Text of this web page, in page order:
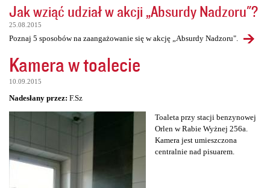
Jak wziąć udział w akcji „Absurdy Nadzoru"?
25.08.2015
Poznaj 5 sposobów na zaangażowanie się w akcję „Absurdy Nadzoru".
Kamera w toalecie
10.09.2015
Nadesłany przez: F.Sz
Toaleta przy stacji benzynowej
Orlen w Rabie Wyżnej 256a.
Kamera jest umieszczona
centralnie nad pisuarem.